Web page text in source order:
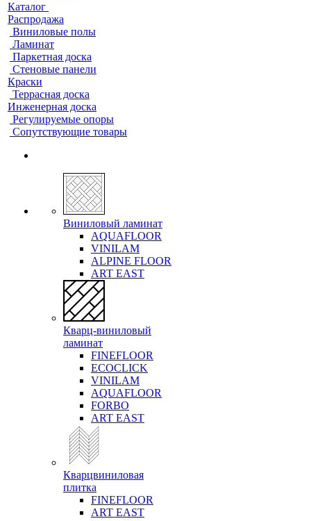
Каталог
Распродажа
Виниловые полы
Ламинат
Паркетная доска
Стеновые панели
Краски
Террасная доска
Инженерная доска
Регулируемые опоры
Сопутствующие товары
Виниловый ламинат
AQUAFLOOR
VINILAM
ALPINE FLOOR
ART EAST
Кварц-виниловый
ламинат
FINEFLOOR
ECOCLICK
VINILAM
AQUAFLOOR
FORBO
ART EAST
Кварцвиниловая
плитка
FINEFLOOR
ART EAST